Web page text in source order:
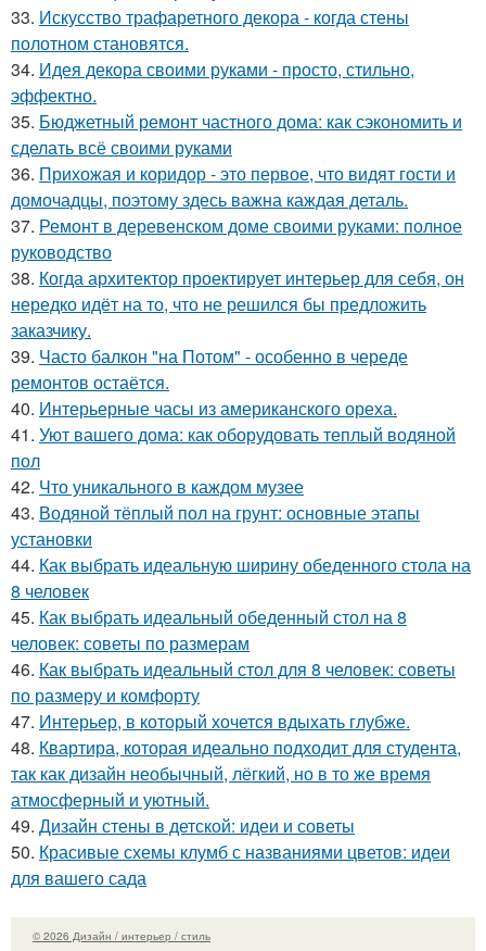
33. Искусство трафаретного декора - когда стены
полотном становятся.
34. Идея декора своими руками - просто, стильно,
эффектно.
35. Бюджетный ремонт частного дома: как сэкономить и
сделать всё своими руками
36. Прихожая и коридор - это первое, что видят гости и
домочадцы, поэтому здесь важна каждая деталь.
37. Ремонт в деревенском доме своими руками: полное
руководство
38. Когда архитектор проектирует интерьер для себя, он
нередко идёт на то, что не решился бы предложить
заказчику.
39. Часто балкон "на Потом" - особенно в череде
ремонтов остаётся.
40. Интерьерные часы из американского ореха.
41. Уют вашего дома: как оборудовать теплый водяной
пол
42. Что уникального в каждом музее
43. Водяной тёплый пол на грунт: основные этапы
установки
44. Как выбрать идеальную ширину обеденного стола на
8 человек
45. Как выбрать идеальный обеденный стол на 8
человек: советы по размерам
46. Как выбрать идеальный стол для 8 человек: советы
по размеру и комфорту
47. Интерьер, в который хочется вдыхать глубже.
48. Квартира, которая идеально подходит для студента,
так как дизайн необычный, лёгкий, но в то же время
атмосферный и уютный.
49. Дизайн стены в детской: идеи и советы
50. Красивые схемы клумб с названиями цветов: идеи
для вашего сада
© 2026 Дизайн / интерьер / стиль